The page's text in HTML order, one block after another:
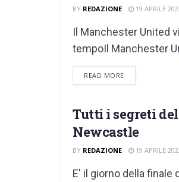
BY REDAZIONE 19 APRILE
Il Manchester United
tempoIl Manchester
READ MOREDETAILS
EFL CUP
Tutti i segreti
Newcastle
BY REDAZIONE 19 APRILE
E' il giorno della finale